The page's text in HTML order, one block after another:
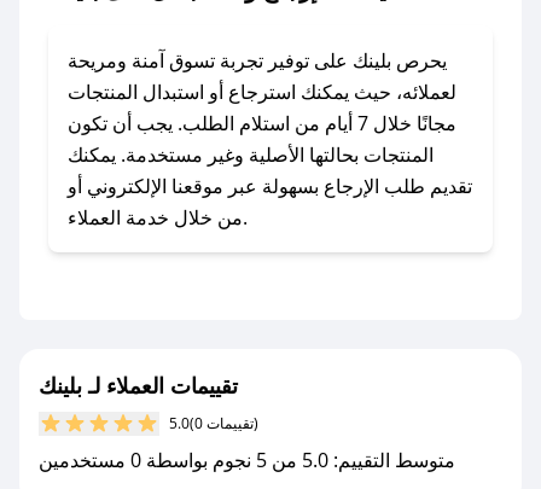
بلينك؟
للحصول على كوبونات وخصومات حصرية، قم بما
يلي:
- اضغط على أيقونة متابعة لمتجر بلينك في تطبيق
صحصح.
- تابع حسابنا الرسمي على تويتر وقم بتفعيل زر
مع صحصح، تسوق بذكاء ووفّر على كل مشترياتك مع
يحرص بلينك على توفير تجربة تسوق آمنة ومريحة
لعملائه، حيث يمكنك استرجاع أو استبدال المنتجات
مجانًا خلال 7 أيام من استلام الطلب. يجب أن تكون
المنتجات بحالتها الأصلية وغير مستخدمة. يمكنك
تقديم طلب الإرجاع بسهولة عبر موقعنا الإلكتروني أو
من خلال خدمة العملاء.
تقييمات العملاء لـ بلينك
5.0 (0 تقييمات)
متوسط التقييم: 5.0 من 5 نجوم بواسطة 0 مستخدمين